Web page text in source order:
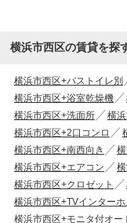
横浜市西区の賃貸を探
横浜市西区+バストイレ別
横浜市西区+浴室乾燥機
横浜市西区+洗面所
横
横浜市西区+2口コンロ
横浜市西区+南西向き
横浜市西区+エアコン
横浜市西区+クロゼット
横浜市西区+TVインターホ
横浜市西区+モニタ付オー